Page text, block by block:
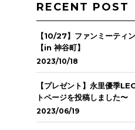
RECENT POST
【10/27】ファンミーティ
【in 神谷町】
2023/10/18
【プレゼント】永里優季
トページを投稿しました〜
2023/06/19